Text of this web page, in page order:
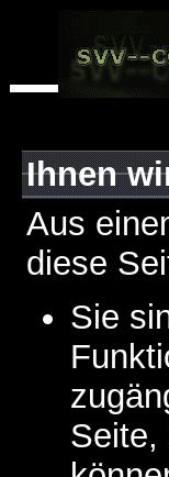
Ihnen
Aus
diese
Sie